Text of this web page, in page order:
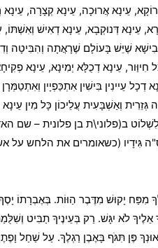
עֵינָא אֲרוּכָה, עֵינָא קְצָרָה,
דְּנוּקְבָא, עֵינָא דְאִישׁ וְאִשְׁתּוֹ,
בִישָׁא שֶׁיֵּשׁ בָּעוֹלָם שֶׁרָאֲתָה וְהִבִּיטָה
חִיוַּור, עֵינָא דְכֻלָּא יְמִינָא, עֵינָא
עֵיינִין בִּישִׁין אִתְכַּפְיָין
וְאַשְׁבָּעִית עֲלֵיכוֹן כָּל מִין
ב(פלוני\ת בן פלונית – שם
גִּידָיו (כשאומרים את הלחש על
מִפַּח יָקוּשׁ מִדֶּבֶר הַוּוֹת.
לֹא יִגָּשׁ. רַק בְּעֵינֶיךָ תַבִּיט
פֶּן תִּגֹּף בָּאֶבֶן רַגְלֶךָ. עַל שַׁחַל